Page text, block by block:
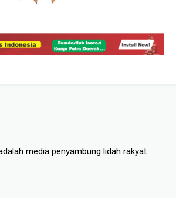
media penyambung lidah rakyat